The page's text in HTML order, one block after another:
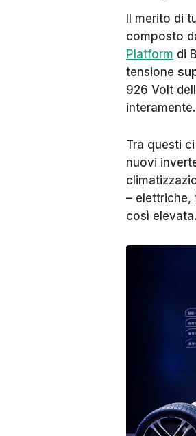
Il merito di
composto
Platform di
tensione
926 Volt
interamente.
Tra questi
nuovi
– elettriche,
così elevata.